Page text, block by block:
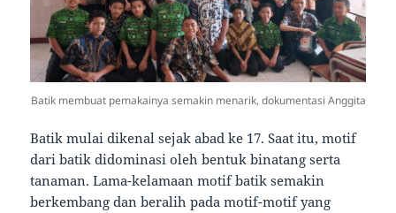
Batik membuat pemakainya semakin menarik, dokumentasi Anggita
Batik mulai dikenal sejak abad ke 17. Saat itu, motif
dari batik didominasi oleh bentuk binatang serta
tanaman. Lama-kelamaan motif batik semakin
berkembang dan beralih pada motif-motif yang